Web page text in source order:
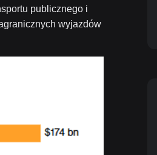
publicznego i
wyjazdów